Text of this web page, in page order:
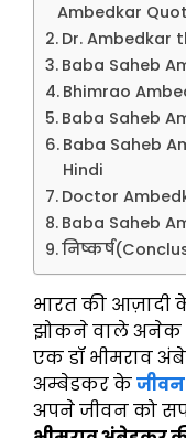
Ambedkar
Dr. Ambedkar
Baba Saheb
Bhimrao
Baba Saheb
Baba Saheb
Hindi
Doctor
Baba Saheb
भारत की आज़ादी
झोकने वाले अनेक
एक डॉ भीमराव
अम्बेडकर केजीवन
अपने जीवन को